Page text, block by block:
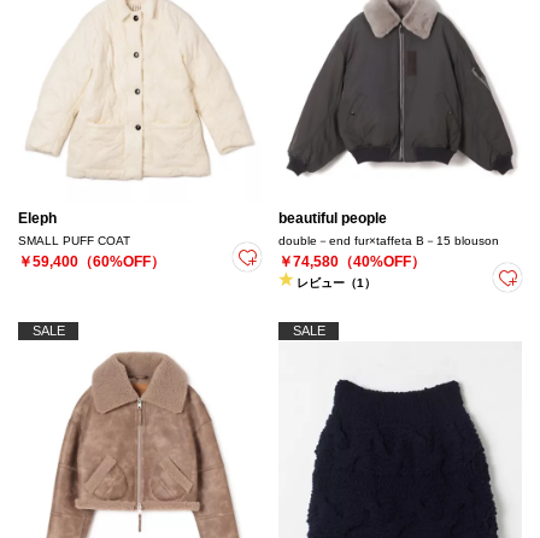
Eleph
SMALL PUFF COAT
￥59,400（60%OFF）
beautiful people
double－end fur×taffeta B－15 blouson
￥74,580（40%OFF）
レビュー（1）
SALE SALE